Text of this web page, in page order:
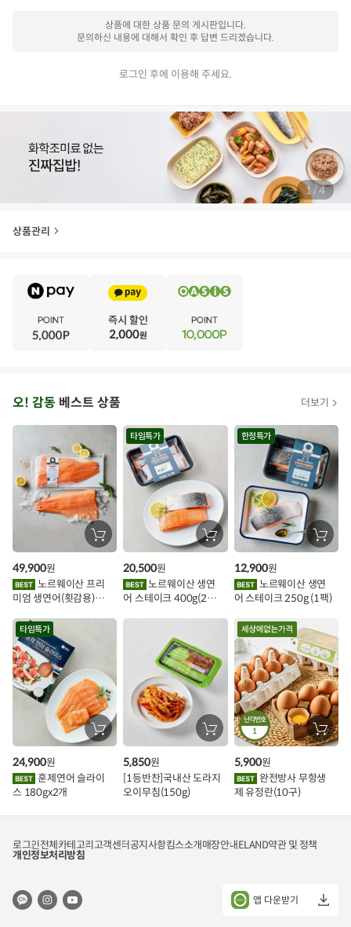
상품에 대한 상품 문의 게시판입니다.
문의하신 내용에 대해서 확인 후 답변 드리겠습니다.
로그인 후에 이용해 주세요.
1 /4
상품관리
아
시
추
인
이
트
오! 감동 베스트 상품 더보기
장
바
에
담
기
노르웨이산 프리
미엄 생연어(횟감용)
49,900원
타임특가
장
바
에
담
기
노르웨이산 생연
어 스테이크 400g(2조
20,500원
한정특가
장
바
에
담
기
어 스테이크 250g (1팩)
12,900원
타임특가
장
바
에
담
훈제연어 슬라이
스 180gx2개
24,900원
장
바
에
담
[1등반찬]국내산 도라지
오이무침(150g)
5,850원
난각번호
1 장
바
에
담
제 유정란(10구)
5,900원
로그인전체카테고리고객센터공지사항킴스소개매장안내ELAND약관 및 정책
개인정보처리방침
앱 다운받기